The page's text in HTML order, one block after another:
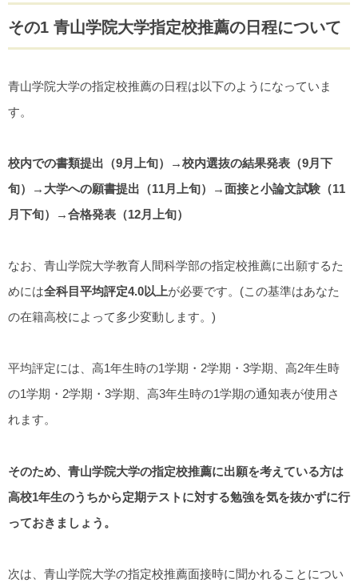
その1 青山学院大学指定校推薦の日程について
青山学院大学の指定校推薦の日程は以下のようになっていま
す。
校内での書類提出（9月上旬）→校内選抜の結果発表（9月下
旬）→大学への願書提出（11月上旬）→面接と小論文試験（11
月下旬）→合格発表（12月上旬）
なお、青山学院大学教育人間科学部の指定校推薦に出願するた
めには全科目平均評定4.0以上が必要です。(この基準はあなた
の在籍高校によって多少変動します。)
平均評定には、高1年生時の1学期・2学期・3学期、高2年生時
の1学期・2学期・3学期、高3年生時の1学期の通知表が使用さ
れます。
そのため、青山学院大学の指定校推薦に出願を考えている方は
高校1年生のうちから定期テストに対する勉強を気を抜かずに行
っておきましょう。
次は、青山学院大学の指定校推薦面接時に聞かれることについ